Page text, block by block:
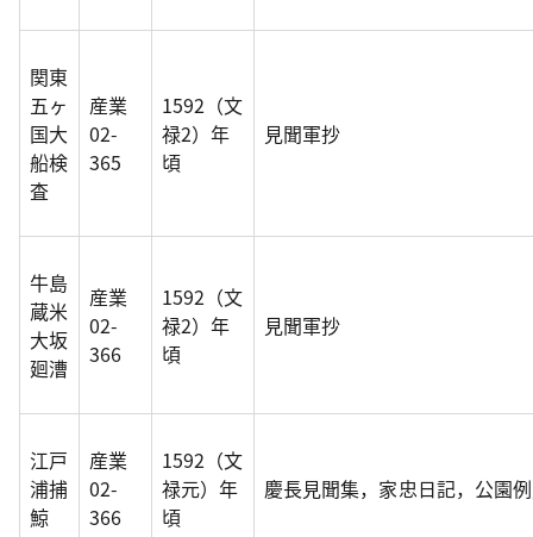
関東
五ヶ
国大
船検
査
産業
02-
365
1592（文
禄2）年
頃
見聞軍抄
牛島
蔵米
大坂
廻漕
産業
02-
366
1592（文
禄2）年
頃
見聞軍抄
江戸
浦捕
鯨
産業
02-
366
1592（文
禄元）年
頃
慶長見聞集，家忠日記，公園